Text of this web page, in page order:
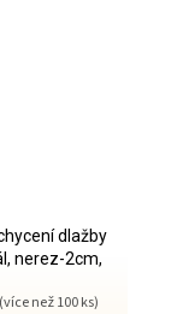
dlažby
nerez-2cm,
(více než 100 ks)